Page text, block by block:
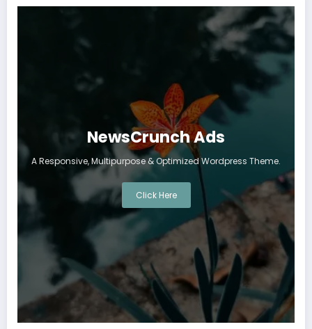
NewsCrunch Ads
A Responsive, Multipurpose & Optimized Wordpress Theme.
Click Here